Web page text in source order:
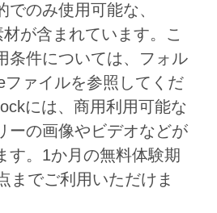
でのみ使⽤可能な、
が含まれています。こ
条件については、フォル
ファイルを参照してくだ
には、商⽤利⽤可能な
ーの画像やビデオなどが
す。1か⽉の無料体験期
までご利⽤いただけま